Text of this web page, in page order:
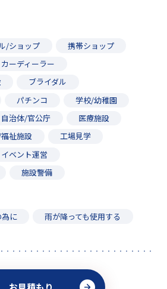
/ショップ
携帯ショップ
カーディーラー
ブライダル
パチンコ
学校/幼稚園
自治体/官公庁
医療施設
祉施設
工場見学
イベント運営
施設警備
に 雨が降っても使用する